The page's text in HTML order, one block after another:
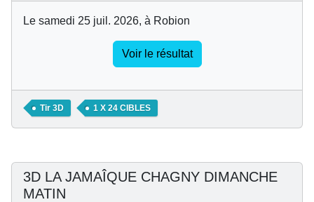
Le samedi 25 juil. 2026, à Robion
Voir le résultat
Tir 3D 1 X 24 CIBLES
3D LA JAMAÎQUE CHAGNY DIMANCHE
MATIN